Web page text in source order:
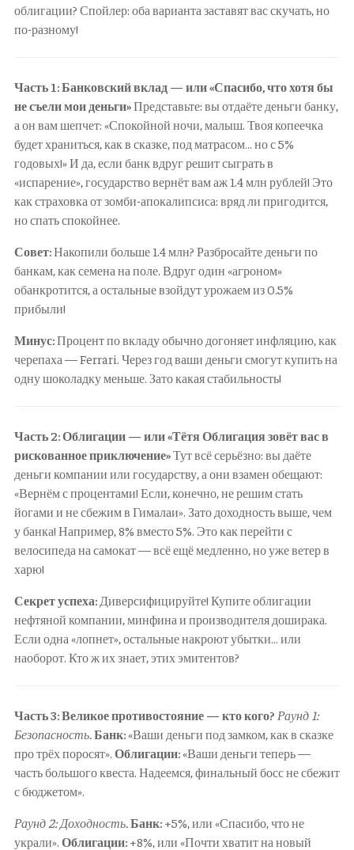
облигации? Спойлер: оба варианта заставят вас скучать, но
по-разному!
Часть 1: Банковский вклад — или «Спасибо, что хотя бы
не съели мои деньги»Представьте: вы отдаёте деньги банку,
а он вам шепчет: «Спокойной ночи, малыш. Твоя копеечка
будет храниться, как в сказке, под матрасом… но с 5%
годовых!» И да, если банк вдруг решит сыграть в
«испарение», государство вернёт вам аж 1.4 млн рублей! Это
как страховка от зомби-апокалипсиса: вряд ли пригодится,
но спать спокойнее.
Совет:Накопили больше 1.4 млн? Разбросайте деньги по
банкам, как семена на поле. Вдруг один «агроном»
обанкротится, а остальные взойдут урожаем из 0.5%
прибыли!
Минус:Процент по вкладу обычно догоняет инфляцию, как
черепаха — Ferrari. Через год ваши деньги смогут купить на
одну шоколадку меньше. Зато какая стабильность!
Часть 2: Облигации — или «Тётя Облигация зовёт вас в
рискованное приключение»Тут всё серьёзно: вы даёте
деньги компании или государству, а они взамен обещают:
«Вернём с процентами! Если, конечно, не решим стать
йогами и не сбежим в Гималаи». Зато доходность выше, чем
у банка! Например, 8% вместо 5%. Это как перейти с
велосипеда на самокат — всё ещё медленно, но уже ветер в
харю!
Секрет успеха: Диверсифицируйте! Купите облигации
нефтяной компании, минфина и производителя доширака.
Если одна «лопнет», остальные накроют убытки… или
наоборот. Кто ж их знает, этих эмитентов?
Часть 3: Великое противостояние — кто кого? Раунд 1:
Безопасность. Банк:«Ваши деньги под замком, как в сказке
про трёх поросят». Облигации:«Ваши деньги теперь —
часть большого квеста. Надеемся, финальный босс не сбежит
с бюджетом».
Раунд 2: Доходность. Банк: +5%, или «Спасибо, что не
украли». Облигации: +8%, или «Почти хватит на новый